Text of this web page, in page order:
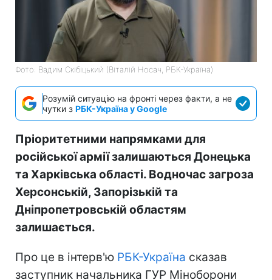
Фото: Вадим Скібіцький (Віталій Носач, РБК-Україна)
Розумій ситуацію на фронті через факти, а не
чутки з РБК-Україна у Google
Пріоритетними напрямками для
російської армії залишаються Донецька
та Харківська області. Водночас загроза
Херсонській, Запорізькій та
Дніпропетровській областям
залишається.
Про це в інтерв'ю РБК-Україна сказав
заступник начальника ГУР Міноборони